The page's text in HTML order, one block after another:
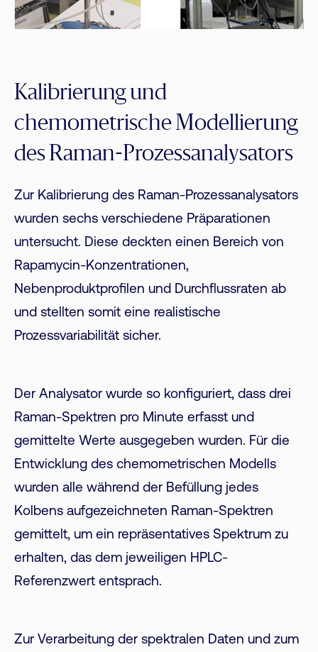
Kalibrierung und
chemometrische Modellierung
des Raman-Prozessanalysators
Zur Kalibrierung des Raman-Prozessanalysators
wurden sechs verschiedene Präparationen
untersucht. Diese deckten einen Bereich von
Rapamycin-Konzentrationen,
Nebenproduktprofilen und Durchflussraten ab
und stellten somit eine realistische
Prozessvariabilität sicher.
Der Analysator wurde so konfiguriert, dass drei
Raman-Spektren pro Minute erfasst und
gemittelte Werte ausgegeben wurden. Für die
Entwicklung des chemometrischen Modells
wurden alle während der Befüllung jedes
Kolbens aufgezeichneten Raman-Spektren
gemittelt, um ein repräsentatives Spektrum zu
erhalten, das dem jeweiligen HPLC-
Referenzwert entsprach.
Zur Verarbeitung der spektralen Daten und zum